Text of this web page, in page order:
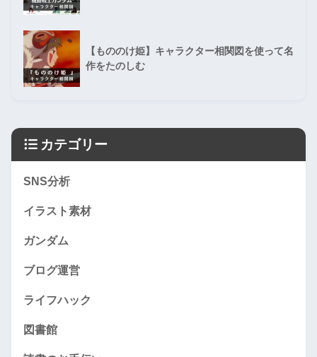
【もののけ姫】キャラクター相関図を使って名
作をたのしむ
カテゴリー
SNS分析
イラスト素材
ガンダム
ブログ運営
ライフハック
図書館